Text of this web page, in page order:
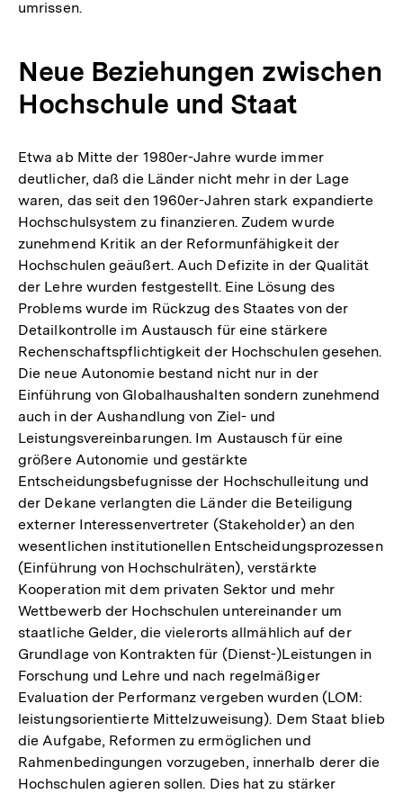
umrissen.
Neue Beziehungen zwischen
Hochschule und Staat
Etwa ab Mitte der 1980er-Jahre wurde immer
deutlicher, daß die Länder nicht mehr in der Lage
waren, das seit den 1960er-Jahren stark expandierte
Hochschulsystem zu finanzieren. Zudem wurde
zunehmend Kritik an der Reformunfähigkeit der
Hochschulen geäußert. Auch Defizite in der Qualität
der Lehre wurden festgestellt. Eine Lösung des
Problems wurde im Rückzug des Staates von der
Detailkontrolle im Austausch für eine stärkere
Rechenschaftspflichtigkeit der Hochschulen gesehen.
Die neue Autonomie bestand nicht nur in der
Einführung von Globalhaushalten sondern zunehmend
auch in der Aushandlung von Ziel- und
Leistungsvereinbarungen. Im Austausch für eine
größere Autonomie und gestärkte
Entscheidungsbefugnisse der Hochschulleitung und
der Dekane verlangten die Länder die Beteiligung
externer Interessenvertreter (Stakeholder) an den
wesentlichen institutionellen Entscheidungsprozessen
(Einführung von Hochschulräten), verstärkte
Kooperation mit dem privaten Sektor und mehr
Wettbewerb der Hochschulen untereinander um
staatliche Gelder, die vielerorts allmählich auf der
Grundlage von Kontrakten für (Dienst-)Leistungen in
Forschung und Lehre und nach regelmäßiger
Evaluation der Performanz vergeben wurden (LOM:
leistungsorientierte Mittelzuweisung). Dem Staat blieb
die Aufgabe, Reformen zu ermöglichen und
Rahmenbedingungen vorzugeben, innerhalb derer die
Hochschulen agieren sollen. Dies hat zu stärker